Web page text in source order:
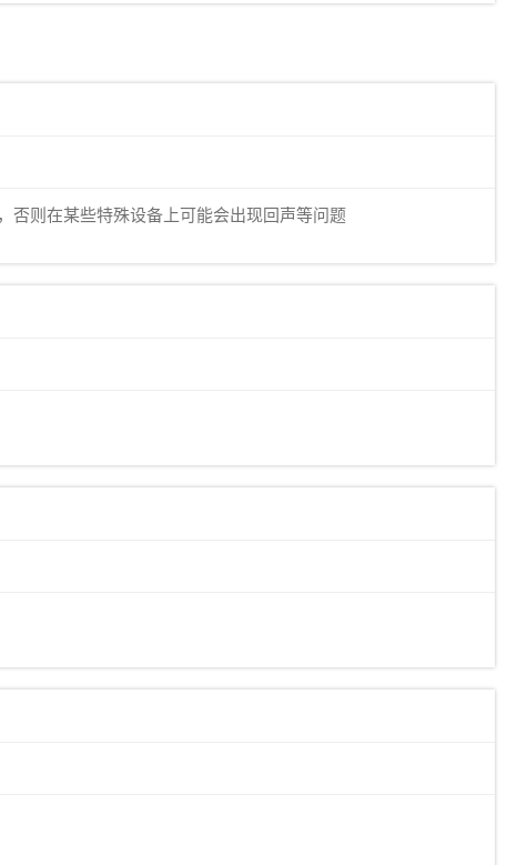
否则在某些特殊设备上可能会出现回声等问题